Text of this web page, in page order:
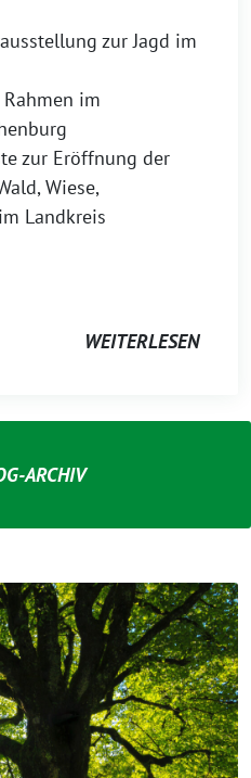
zur Jagd im
im
zur Eröffnung der
Wiese,
Landkreis
WEITERLESEN
ARCHIV